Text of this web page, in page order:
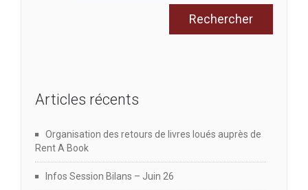
Articles récents
Organisation des retours de livres loués auprès de
Rent A Book
Infos Session Bilans – Juin 26